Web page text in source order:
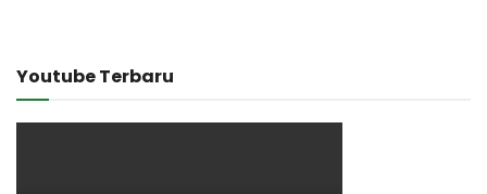
Youtube Terbaru